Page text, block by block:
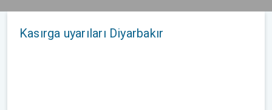
Kasırga uyarıları Diyarbakır